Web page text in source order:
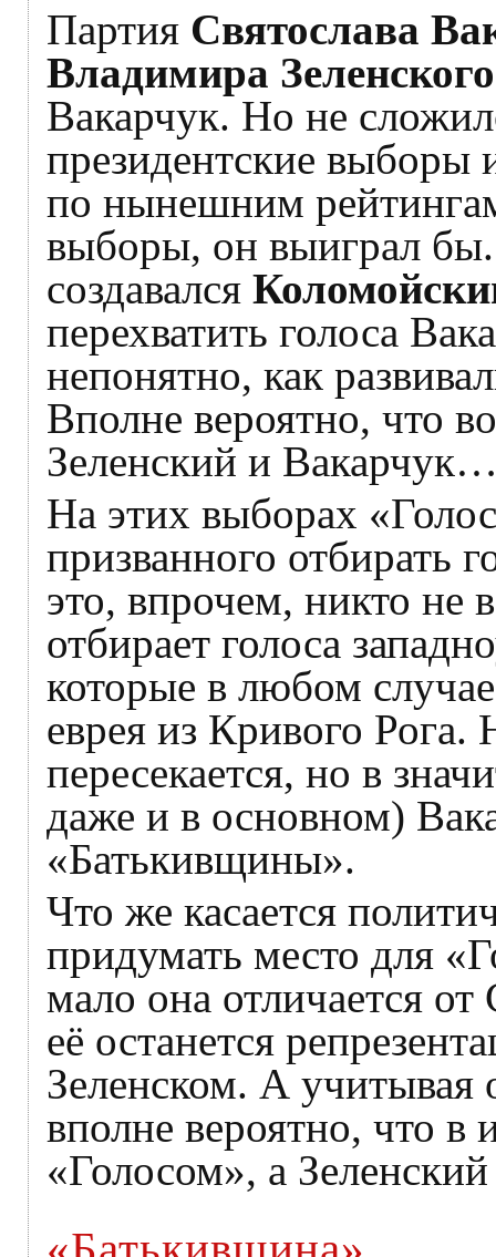
Партия Святослава
Владимира Зеленского
Вакарчук. Но не
президентские выборы
по нынешним
выборы, он выиграл
создавался
перехватить голоса
непонятно, как
Вполне вероятно, что
Зеленский и
На этих выборах
призванного отбирать
это, впрочем, никто не
отбирает голоса
которые в любом
еврея из Кривого Рога.
пересекается, но в
даже и в основном)
«Батькивщины».
Что же касается
придумать место для
мало она отличается
её останется
Зеленском. А
вполне вероятно, что в
«Голосом», а